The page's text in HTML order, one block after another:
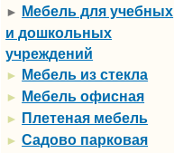
►
Мебель для учебных
и дошкольных
учреждений
►
Мебель из стекла
► Мебель офисная
► Плетеная мебель
► Садово парковая